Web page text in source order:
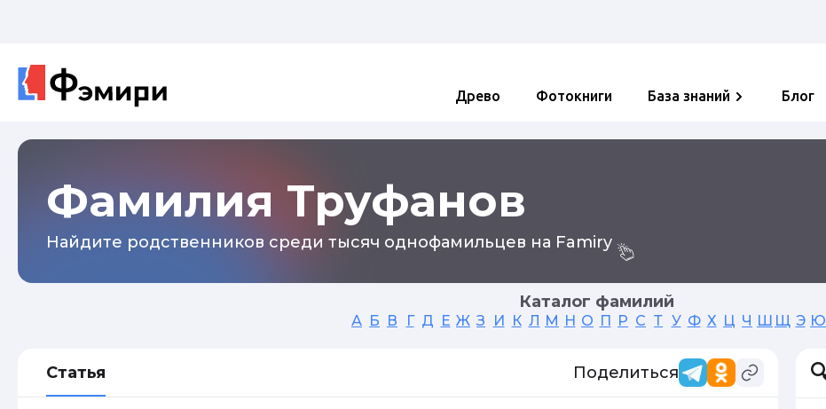
Древо Фотокниги База знаний Блог
Фамилия Труфанов
Найдите родственников среди тысяч однофамильцев на Famiry
Каталог фамилий
А Б В Г Д Е Ж З И К Л М Н О П Р С Т У Ф Х Ц Ч Ш Щ Э Ю
Статья Поделиться